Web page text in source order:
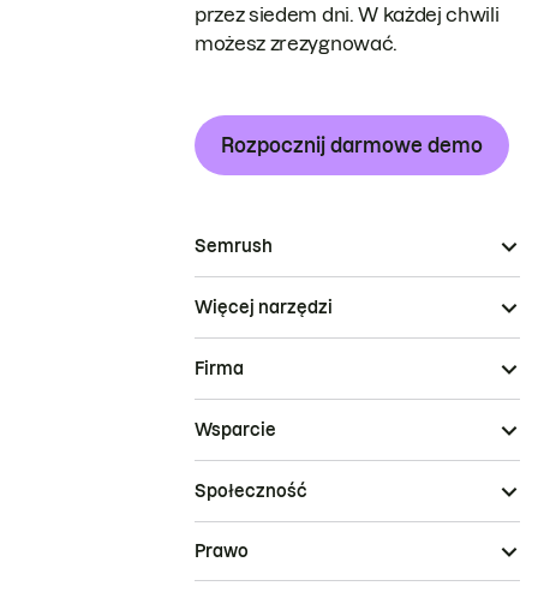
przez siedem dni. W każdej chwili
możesz zrezygnować.
Rozpocznij darmowe demo
Semrush
Więcej narzędzi
Firma
Wsparcie
Społeczność
Prawo